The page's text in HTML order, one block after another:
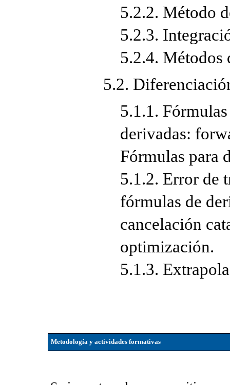
5.2.2. Método
5.2.3.
5.2.4. Métodos
5.2.
5.1.1.
derivadas:
Fórmulas para
5.1.2. Error de
fórmulas de
cancelación
optimización.
5.1.3.
Metodología y actividades formativas